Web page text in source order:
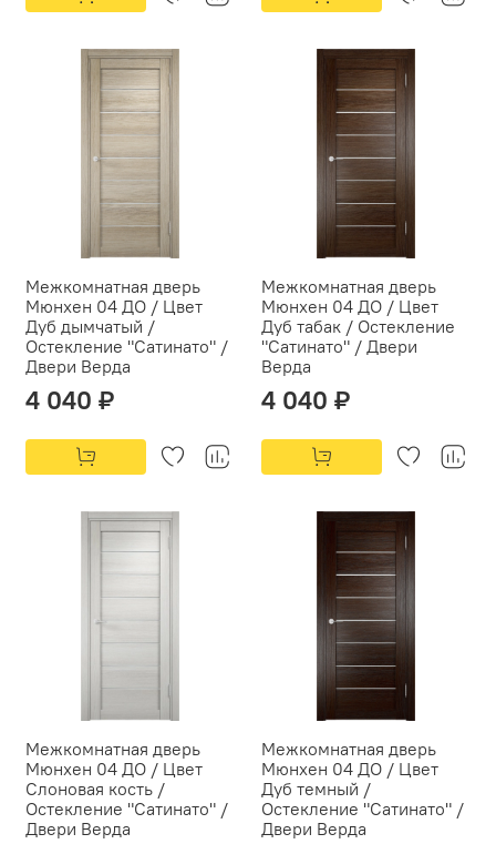
Межкомнатная дверь
Мюнхен 04 ДО / Цвет
Дуб дымчатый /
Остекление "Сатинато" /
Двери Верда
4 040 ₽
Межкомнатная дверь
Мюнхен 04 ДО / Цвет
Дуб табак / Остекление
"Сатинато" / Двери
Верда
4 040 ₽
Межкомнатная дверь
Мюнхен 04 ДО / Цвет
Слоновая кость /
Остекление "Сатинато" /
Двери Верда
Межкомнатная дверь
Мюнхен 04 ДО / Цвет
Дуб темный /
Остекление "Сатинато" /
Двери Верда